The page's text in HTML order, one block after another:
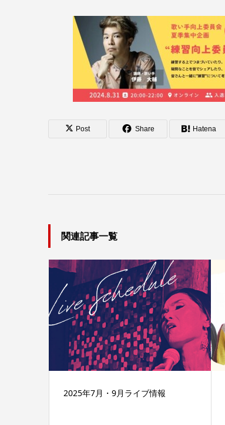
Post Share Hatena
関連記事一覧
2025年7月・9月ライブ情報